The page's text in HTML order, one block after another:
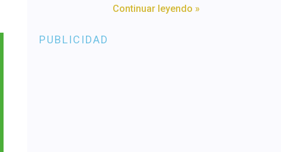
Continuar leyendo »
PUBLICIDAD